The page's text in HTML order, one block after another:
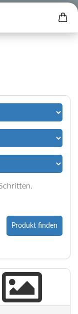
Produkt finden